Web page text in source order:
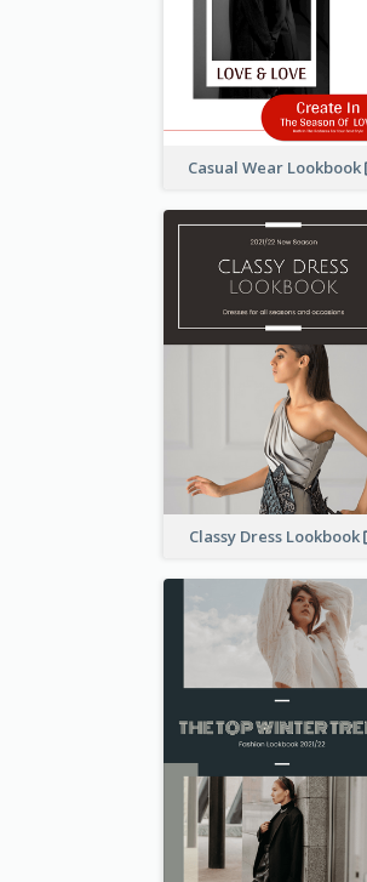
Casual Wear Lookbook
Classy Dress Lookbook